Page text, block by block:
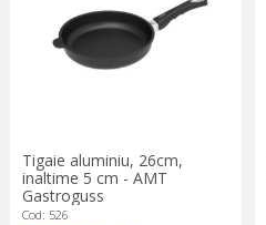
Tigaie aluminiu, 26cm,
inaltime 5 cm - AMT
Gastroguss
Cod: 526